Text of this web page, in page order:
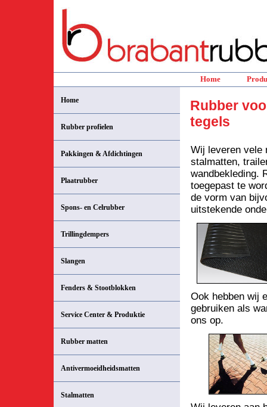
Home
Home
Rubber profielen
Pakkingen & Afdichtingen
Plaatrubber
Spons- en Celrubber
Trillingdempers
Slangen
Fenders & Stootblokken
Service Center & Produktie
Rubber matten
Antivermoeidheidsmatten
Stalmatten
Rubber
tegels
Wij leveren vele
stalmatten,
wandbekleding.
toegepast te
de vorm van
uitstekende
Ook hebben wij
gebruiken als
ons op.